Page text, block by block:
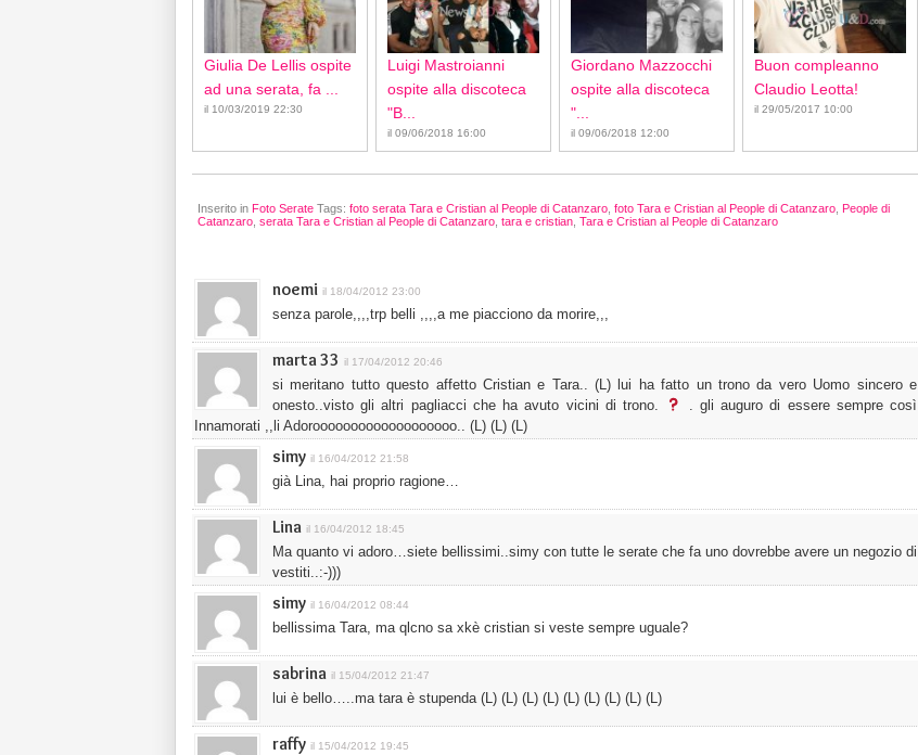
Giulia De Lellis ospite
ad una serata, fa ...
il 10/03/2019 22:30
Luigi Mastroianni
ospite alla discoteca
"B...
il 09/06/2018 16:00
Giordano Mazzocchi
ospite alla discoteca
"...
il 09/06/2018 12:00
Buon compleanno
Claudio Leotta!
il 29/05/2017 10:00
Inserito in Foto Serate Tags: foto serata Tara e Cristian al People di Catanzaro foto Tara e Cristian al People di Catanzaro People di
Catanzaro serata Tara e Cristian al People di Catanzaro tara e cristian Tara e Cristian al People di Catanzaro
noemi il 18/04/2012 23:00
senza parole,,,,trp belli ,,,,a me piacciono da morire,,,
marta 33 il 17/04/2012 20:46
si meritano tutto questo affetto Cristian e Tara.. (L) lui ha fatto un trono da vero Uomo sincero e
onesto..visto gli altri pagliacci che ha avuto vicini di trono.
. gli auguro di essere sempre così
Innamorati ,,li Adorooooooooooooooooooo.. (L) (L) (L)
simy il 16/04/2012 21:58
già Lina, hai proprio ragione…
Lina il 16/04/2012 18:45
Ma quanto vi adoro…siete bellissimi..simy con tutte le serate che fa uno dovrebbe avere un negozio di
vestiti..:-)))
simy il 16/04/2012 08:44
bellissima Tara, ma qlcno sa xkè cristian si veste sempre uguale?
sabrina il 15/04/2012 21:47
lui è bello…..ma tara è stupenda (L) (L) (L) (L) (L) (L) (L) (L) (L)
raffy il 15/04/2012 19:45